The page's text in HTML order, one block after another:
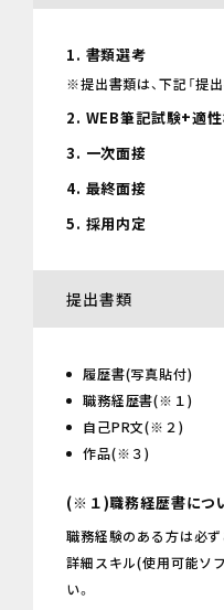
1. 書類選考
※提出書類は、下記「提
2. WEB筆記試験+適性
3. 一次面接
4. 最終面接
5. 採用内定
提出書類
履歴書(写真貼付)
職務経歴書(※１)
自己PR文(※２)
作品(※３)
(※１)職務経歴書につ
職務経験のある方は必ず
詳細スキル(使用可能ソ
い。